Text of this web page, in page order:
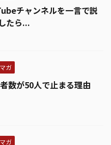
チャンネルを一言で説
たら...
ガ
数が50人で止まる理由
ガ